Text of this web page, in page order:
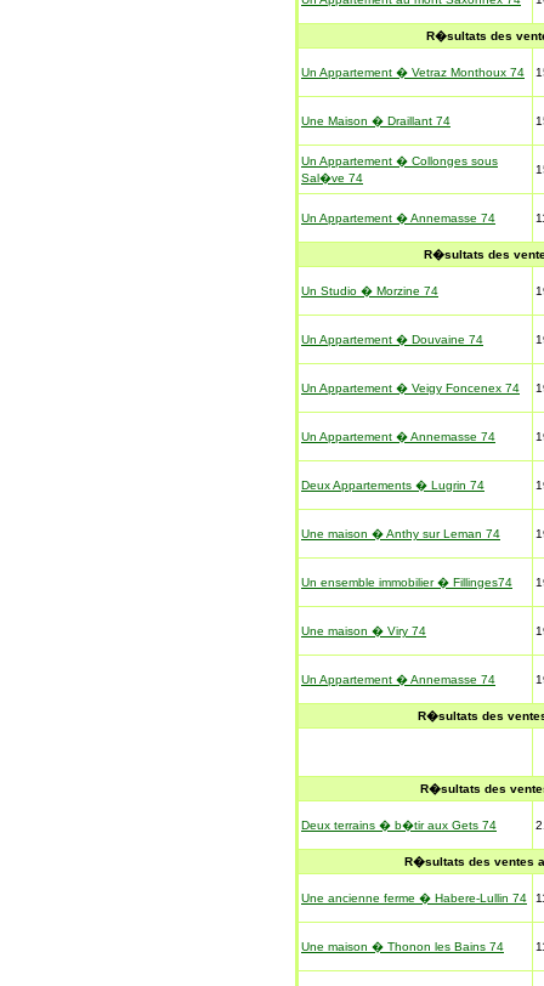
R�sultats des
Un Appartement � Vetraz Monthoux 74
Une Maison � Draillant 74
Un Appartement � Collonges sous
Sal�ve 74
Un Appartement � Annemasse 74
R�sultats des
Un Studio � Morzine 74
Un Appartement � Douvaine 74
Un Appartement � Veigy Foncenex 74
Un Appartement � Annemasse 74
Deux Appartements � Lugrin 74
Une maison � Anthy sur Leman 74
Un ensemble immobilier � Fillinges74
Une maison � Viry 74
Un Appartement � Annemasse 74
R�sultats des
R�sultats des
Deux terrains � b�tir aux Gets 74
R�sultats des ventes
Une ancienne ferme � Habere-Lullin 74
Une maison � Thonon les Bains 74